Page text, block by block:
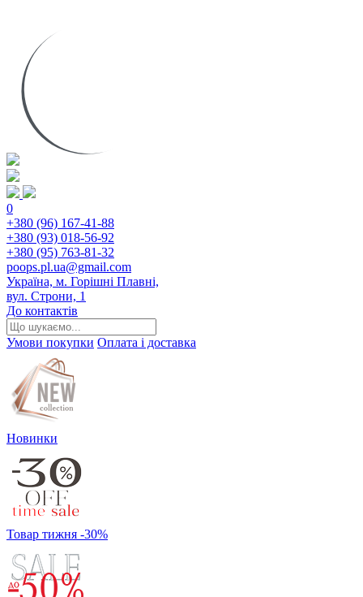
0
+380 (96) 167-41-88
+380 (93) 018-56-92
+380 (95) 763-81-32
poops.pl.ua@gmail.com
Україна, м. Горішні Плавні,
вул. Строни, 1
До контактів
Умови покупки Оплата і доставка
Новинки
Товар тижня -30%